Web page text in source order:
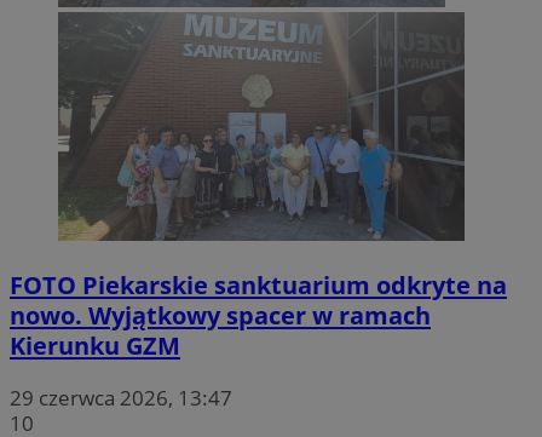
FOTO Piekarskie sanktuarium odkryte na
nowo. Wyjątkowy spacer w ramach
Kierunku GZM
29 czerwca 2026, 13:47
10